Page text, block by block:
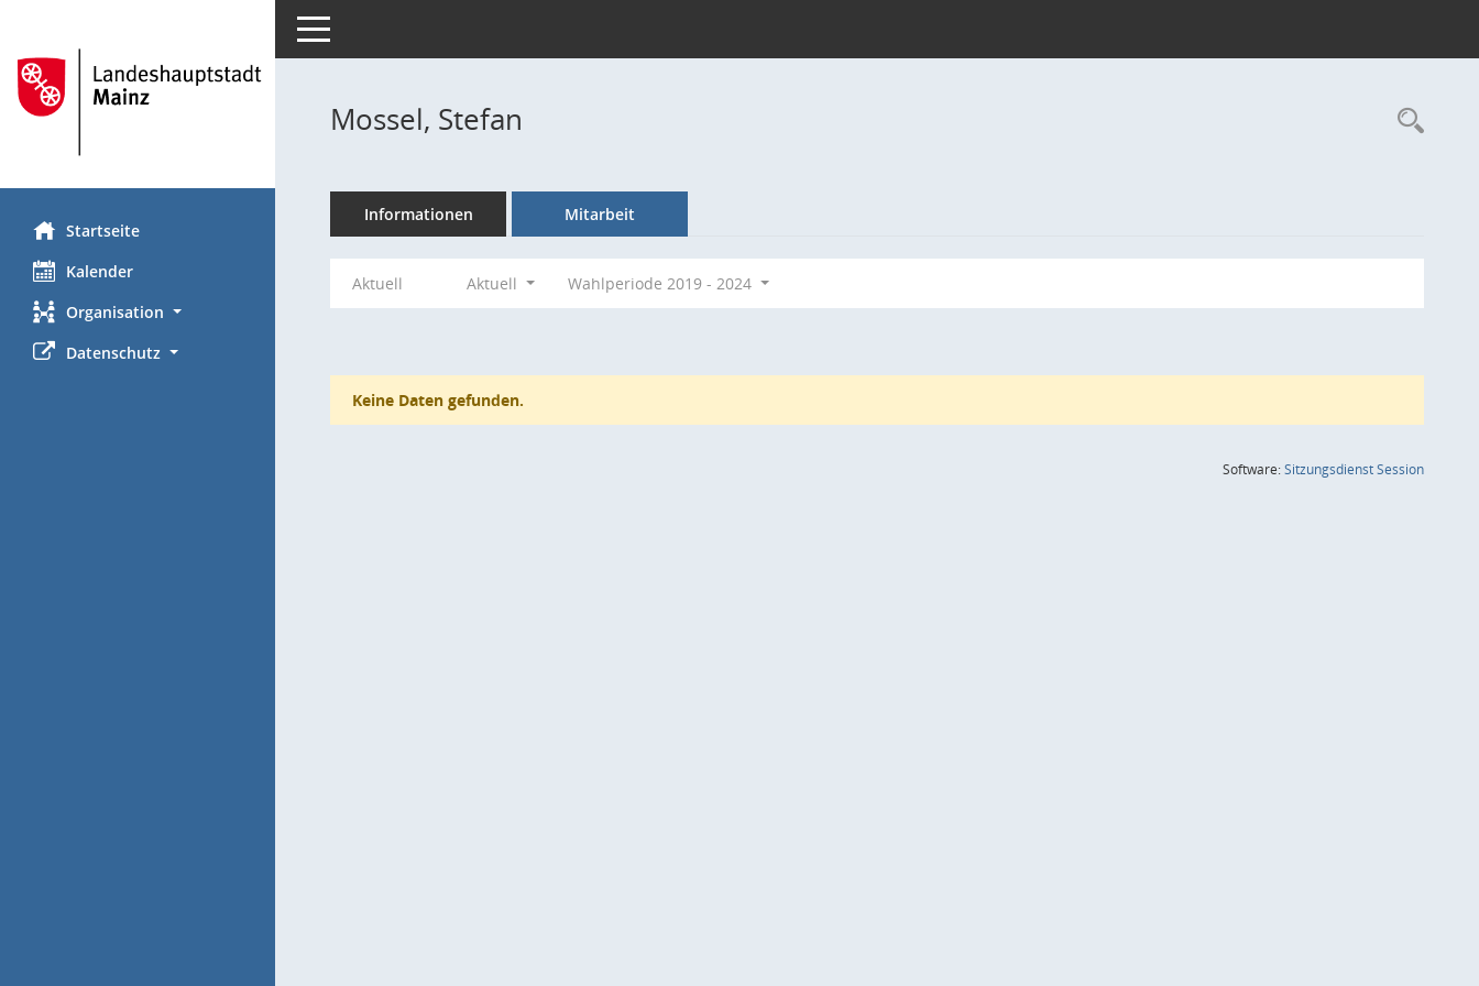
Startseite
Kalender
Organisation
Datenschutz
Toggle navigation
Mossel, Stefan
Informationen Mitarbeit
Aktuell Aktuell Wahlperiode 2019 - 2024
Keine Daten gefunden.
Software:SitzungsdienstSession(Wird in